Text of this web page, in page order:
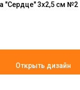
"Сердце" 3x2,5 см №2
Открыть дизайн